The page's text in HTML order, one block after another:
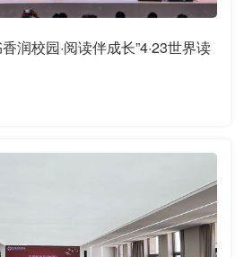
润校园·阅读伴成长”4·23世界读